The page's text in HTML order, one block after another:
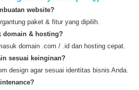
website?
paket & fitur yang dipilih.
domain & hosting?
domain .com / .id dan hosting cepat.
sesuai keinginan?
design agar sesuai identitas bisnis Anda.